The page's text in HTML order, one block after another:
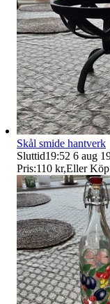
Skål smide hantverk
Sluttid19:52 6 aug
Pris:110 kr,Eller